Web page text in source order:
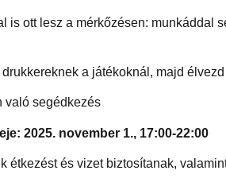
is ott lesz a mérkőzésen:
a játékoknál, majd
való segédkezés
2025. november 1., 17:00-22:00
étkezést és vizet biztosítanak,